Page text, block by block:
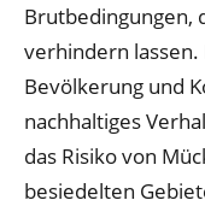
Brutbedingungen,
verhindern
Bevölkerung und
nachhaltiges
das Risiko von
besiedelten